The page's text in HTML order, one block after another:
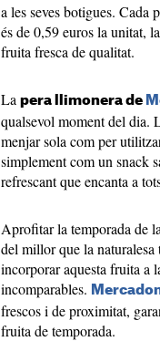
a les seves botigues. Cada
és de 0,59 euros la unitat,
fruita fresca de qualitat.
La pera llimonera de
qualsevol moment del dia.
menjar sola com per
simplement com un snack
refrescant que encanta a
Aprofitar la temporada de
del millor que la naturalesa
incorporar aquesta fruita a
incomparables.
frescos i de proximitat,
fruita de temporada.